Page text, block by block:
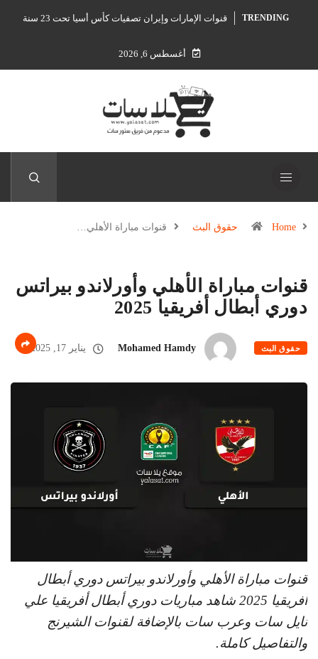
TRENDING قنوات الإمارات وإيران تصفيات كأس أسيا تحت 23 سنة
أغسطس 6, 2026
Home حقوق البث قنوات مباراة الأهلي…
قنوات مباراة الأهلي وأورلاندو بيراتس
دوري أبطال أفريقيا 2025
حقوق البث Mohamed Hamdy يناير 17, 2025
قنوات مباراة الأهلي وأورلاندو بيراتس دوري أبطال
أفريقيا 2025 شاهد مباريات دوري أبطال أفريقيا علي
نايل سات وعرب سات بالإضافة لقنوات الشيرنج
والتفاصيل كاملة.